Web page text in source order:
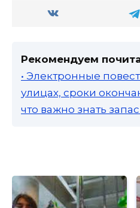
Рекомендуем
• Электронные
улицах, сроки
что важно знать